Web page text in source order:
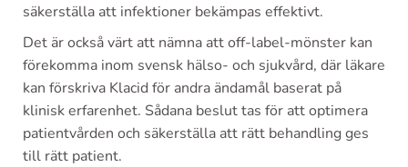
säkerställa att infektioner bekämpas effektivt.
Det är också värt att nämna att off-label-mönster kan
förekomma inom svensk hälso- och sjukvård, där läkare
kan förskriva Klacid för andra ändamål baserat på
klinisk erfarenhet. Sådana beslut tas för att optimera
patientvården och säkerställa att rätt behandling ges
till rätt patient.